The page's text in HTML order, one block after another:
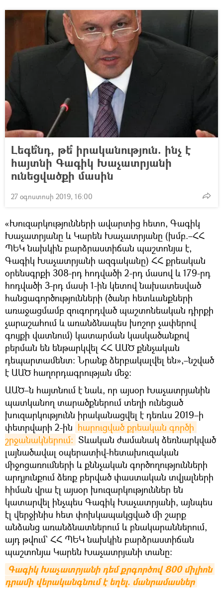
Լեգե՞նդ, թե՞ իրականություն. ինչ է
հայտնի Գագիկ Խաչատրյանի
ունեցվածքի մասին
27 օգոստոսի 2019, 16:00
«Խուզարկությունների ավարտից հետո, Գագիկ
Խաչատրյանը և Կարեն Խաչատրյանը (խմբ.–ՀՀ
ՊԵԿ նախկին բարձրաստիճան պաշտոնյա է,
Գագիկ Խաչատրյանի ազգականը) ՀՀ քրեական
օրենսգրքի 308-րդ հոդվածի 2-րդ մասով և 179-րդ
հոդվածի 3-րդ մասի 1-ին կետով նախատեսված
հանցագործությունների (ծանր հետևանքների
առաջացմամբ զուգորդված պաշտոնեական դիրքի
չարաշահում և առանձնապես խոշոր չափերով
գույքի վատնում) կատարման կասկածանքով
բերման են ենթարկվել ՀՀ ԱԱԾ քննչական
դեպարտամենտ։ Նրանք ձերբակալվել են»,–նշված
է ԱԱԾ հաղորդագրության մեջ։
ԱԱԾ–ն հայտնում է նաև, որ այսօր Խաչատրյանին
պատկանող տարածքներում տեղի ունեցած
խուզարկությունն իրականացվել է դեռևս 2019–ի
փետրվարի 2-ին հարուցված քրեական գործի
շրջանակներում։ Տևական ժամանակ ձեռնարկված
լայնածավալ օպերատիվ-հետախուզական
միջոցառումների և քննչական գործողությունների
արդյունքում ձեռք բերված փաստական տվյալների
հիման վրա էլ այսօր խուզարկություններ են
կատարվել ինչպես Գագիկ Խաչատրյանի, այնպես
էլ վերջինիս հետ փոխկապակցված մի շարք
անձանց առանձնատներում և բնակարաններում,
այդ թվում` ՀՀ ՊԵԿ նախկին բարձրաստիճան
պաշտոնյա Կարեն Խաչատրյանի տանը։
Գագիկ Խաչատրյանի դեմ քրգործով 800 միլիոն
դրամի վերականգնում է եղել. մանրամասներ